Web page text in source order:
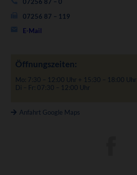
07256 87 – 119
E-Mail
Öffnungszeiten:
Mo: 7:30 – 12:00 Uhr + 15:30 – 18:00 Uhr
Di – Fr: 07:30 – 12:00 Uhr
Anfahrt Google Maps